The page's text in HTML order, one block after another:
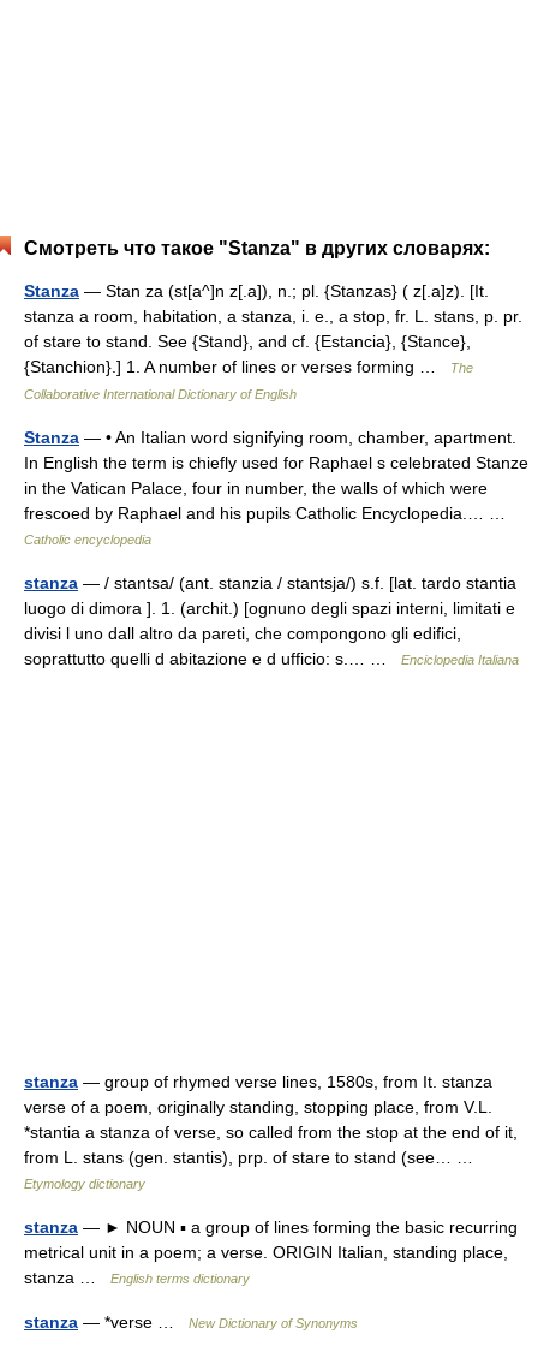
Смотреть что такое "Stanza" в других словарях:
Stanza — Stan za (st[a^]n z[.a]), n.; pl. {Stanzas} ( z[.a]z). [It.
stanza a room, habitation, a stanza, i. e., a stop, fr. L. stans, p. pr.
of stare to stand. See {Stand}, and cf. {Estancia}, {Stance},
{Stanchion}.] 1. A number of lines or verses forming …
The
Collaborative International Dictionary of English
Stanza — • An Italian word signifying room, chamber, apartment.
In English the term is chiefly used for Raphael s celebrated Stanze
in the Vatican Palace, four in number, the walls of which were
frescoed by Raphael and his pupils Catholic Encyclopedia.… …
Catholic encyclopedia
stanza — / stantsa/ (ant. stanzia / stantsja/) s.f. [lat. tardo stantia
luogo di dimora ]. 1. (archit.) [ognuno degli spazi interni, limitati e
divisi l uno dall altro da pareti, che compongono gli edifici,
soprattutto quelli d abitazione e d ufficio: s.… …
Enciclopedia Italiana
stanza — group of rhymed verse lines, 1580s, from It. stanza
verse of a poem, originally standing, stopping place, from V.L.
*stantia a stanza of verse, so called from the stop at the end of it,
from L. stans (gen. stantis), prp. of stare to stand (see… …
Etymology dictionary
stanza — ► NOUN ▪ a group of lines forming the basic recurring
metrical unit in a poem; a verse. ORIGIN Italian, standing place,
stanza …
English terms dictionary
stanza — *verse … New Dictionary of Synonyms